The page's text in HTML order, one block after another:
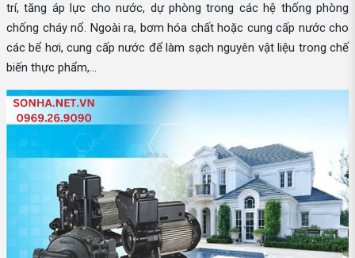
trí, tăng áp lực cho nước, dự phòng trong các hệ thống phòng
chống cháy nổ. Ngoài ra, bơm hóa chất hoặc cung cấp nước cho
các bể hơi, cung cấp nước để làm sạch nguyên vật liệu trong chế
biến thực phẩm,...